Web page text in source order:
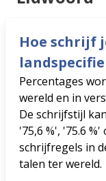
Hoe schrijf
Percentages
wereld en in
De schrijfstijl
'75,6 %', '75.6
schrijfregels in
talen ter wereld.